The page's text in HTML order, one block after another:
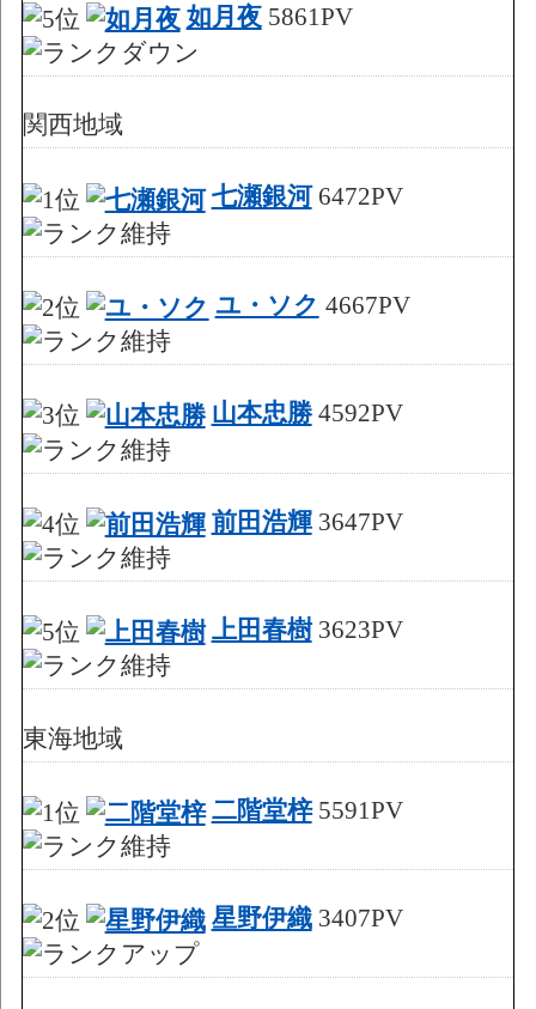
如月夜5861PV
関西地域
七瀬銀河6472PV
ユ・ソク 4667PV
山本忠勝4592PV
前田浩輝3647PV
上田春樹3623PV
東海地域
二階堂梓5591PV
星野伊織3407PV